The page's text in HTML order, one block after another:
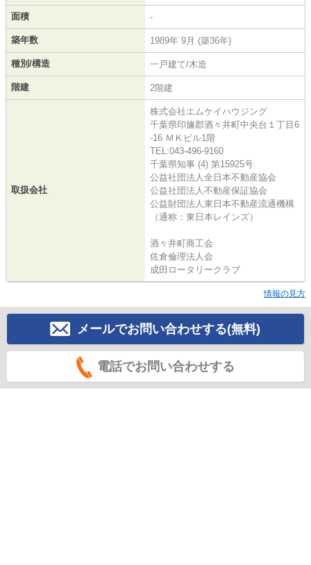
面積 -
築年数 1989年 9月 (築36年)
種別/構造 一戸建て/木造
階建 2階建
取扱会社
株式会社エムケイハウジング
千葉県印旛郡酒々井町中央台１丁目6
-16 ＭＫビル1階
TEL:043-496-9160
千葉県知事 (4) 第15925号
公益社団法人全日本不動産協会
公益社団法人不動産保証協会
公益財団法人東日本不動産流通機構
（通称：東日本レインズ）
酒々井町商工会
佐倉倫理法人会
成田ロータリークラブ
情報の見方
メールでお問い合わせする(無料)
電話でお問い合わせする